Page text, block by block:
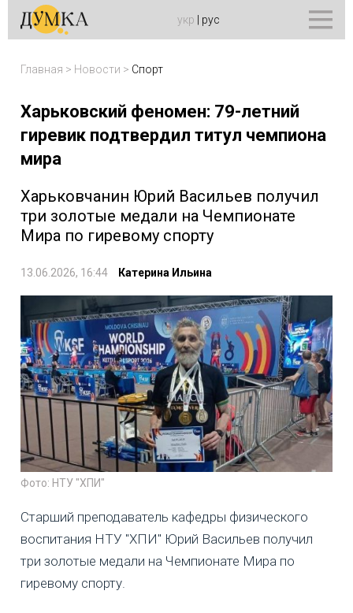
укр рус
Главная > Новости > Спорт
Харьковский феномен: 79-летний
гиревик подтвердил титул чемпиона
мира
Харьковчанин Юрий Васильев получил
три золотые медали на Чемпионате
Мира по гиревому спорту
13.06.2026, 16:44 Катерина Ильина
Фото: НТУ "ХПИ"
Старший преподаватель кафедры физического
воспитания НТУ "ХПИ" Юрий Васильев получил
три золотые медали на Чемпионате Мира по
гиревому спорту.